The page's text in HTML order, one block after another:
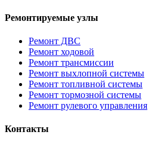
Ремонтируемые узлы
Ремонт ДВС
Ремонт ходовой
Ремонт трансмиссии
Ремонт выхлопной системы
Ремонт топливной системы
Ремонт тормозной системы
Ремонт рулевого управления
Контакты